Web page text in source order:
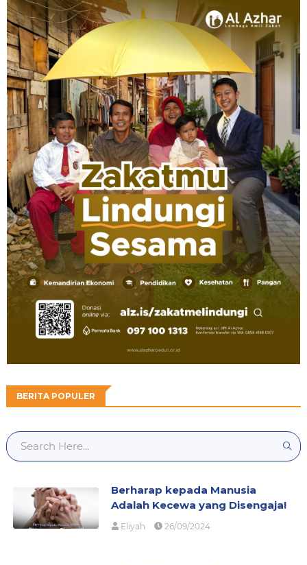
BERITA POPULER
Berharap kepada Manusia
Adalah Kecewa yang Disengaja!
Eliyah 26/09/2024